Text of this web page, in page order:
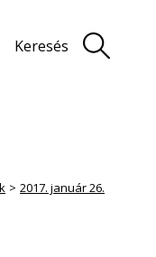
Keresés
2017. január 26.